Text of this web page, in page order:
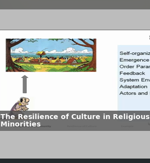
The Resilience of Culture in Religious
Minorities